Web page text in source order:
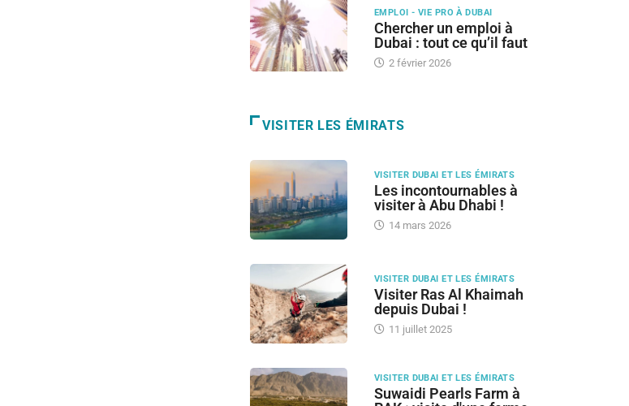
EMPLOI - VIE PRO À DUBAI
Chercher un emploi à
Dubai : tout ce qu’il faut
2 février 2026
VISITER LES ÉMIRATS
VISITER DUBAI ET LES ÉMIRATS
Les incontournables à
visiter à Abu Dhabi !
14 mars 2026
VISITER DUBAI ET LES ÉMIRATS
Visiter Ras Al Khaimah
depuis Dubai !
11 juillet 2025
VISITER DUBAI ET LES ÉMIRATS
Suwaidi Pearls Farm à